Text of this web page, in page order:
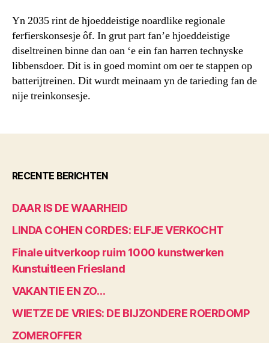
Yn 2035 rint de hjoeddeistige noardlike regionale
ferfierskonsesje ôf. In grut part fan’e hjoeddeistige
diseltreinen binne dan oan ‘e ein fan harren technyske
libbensdoer. Dit is in goed momint om oer te stappen op
batterijtreinen. Dit wurdt meinaam yn de tarieding fan de
nije treinkonsesje.
RECENTE BERICHTEN
DAAR IS DE WAARHEID
LINDA COHEN CORDES: ELFJE VERKOCHT
Finale uitverkoop ruim 1000 kunstwerken
Kunstuitleen Friesland
VAKANTIE EN ZO…
WIETZE DE VRIES: DE BIJZONDERE ROERDOMP
ZOMEROFFER